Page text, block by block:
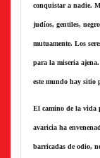
conquistar a nadie.
judíos, gentiles,
mutuamente. Los
para la miseria
este mundo hay sitio
El camino de la vida
avaricia ha
barricadas de odio,